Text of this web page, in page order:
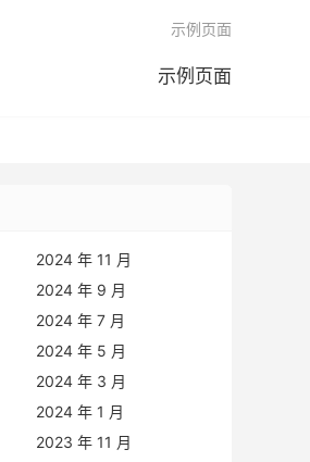
示例页面
示例页面
2024 年 11 月
2024 年 9 月
2024 年 7 月
2024 年 5 月
2024 年 3 月
2024 年 1 月
2023 年 11 月